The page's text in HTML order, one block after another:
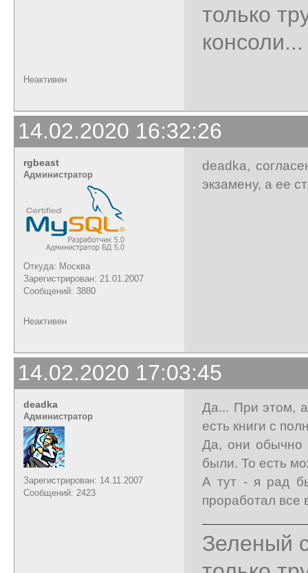
только
консоли...
Неактивен
14.02.2020 16:32:26
rgbeast
Администратор
Откуда: Москва
Зарегистрирован: 21.01.2007
Сообщений: 3880
deadka,
экзамену, а ее
Неактивен
14.02.2020 17:03:45
deadka
Администратор
Зарегистрирован: 14.11.2007
Сообщений: 2423
Да... При этом,
есть книги с
Да, они обычно
были. То есть
А тут - я рад
проработал
Зеленый